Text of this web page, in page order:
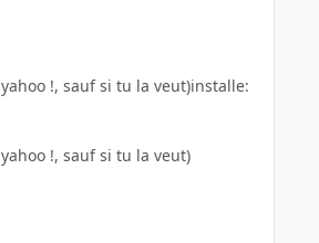
!, sauf si tu la veut)installe:
!, sauf si tu la veut)